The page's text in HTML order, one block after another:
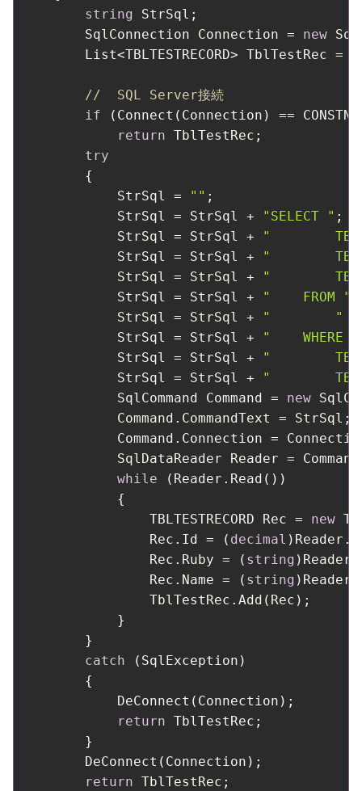
string StrSql;
        SqlConnection Connection =
new
        List<TBLTESTRECORD> TblTestRec =
//  SQL Server接続
if (Connect(Connection) ==
return TblTestRec;
try
        {
            StrSql =
"" ;
            StrSql = StrSql +
"SELECT " ;
            StrSql = StrSql +
"
            StrSql = StrSql +
"
            StrSql = StrSql +
"
            StrSql = StrSql +
"    FROM "
            StrSql = StrSql +
"        "
            StrSql = StrSql +
"    WHERE "
            StrSql = StrSql +
"
            StrSql = StrSql +
"
            SqlCommand Command =
new
            Command.CommandText = StrSql;
Command.Connection =
SqlDataReader Reader =
while (Reader.Read())
            {
                TBLTESTRECORD Rec =
new
                Rec.Id = (
decimal
                Rec.Ruby = (
string
                Rec.Name = (
string
                TblTestRec.Add(Rec);
            }
        }
catch (SqlException)
        {
            DeConnect(Connection);
return TblTestRec;
        }
        DeConnect(Connection);
return TblTestRec;